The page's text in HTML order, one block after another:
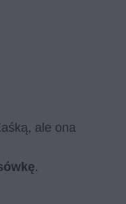
ale ona
.